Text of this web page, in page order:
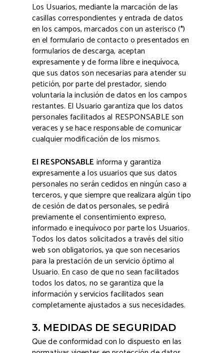
Los Usuarios, mediante la marcación de las
casillas correspondientes y entrada de datos
en los campos, marcados con un asterisco (*)
en el formulario de contacto o presentados en
formularios de descarga, aceptan
expresamente y de forma libre e inequívoca,
que sus datos son necesarias para atender su
petición, por parte del prestador, siendo
voluntaria la inclusión de datos en los campos
restantes. El Usuario garantiza que los datos
personales facilitados al RESPONSABLE son
veraces y se hace responsable de comunicar
cualquier modificación de los mismos.
El RESPONSABLEinforma y garantiza
expresamente a los usuarios que sus datos
personales no serán cedidos en ningún caso a
terceros, y que siempre que realizara algún tipo
de cesión de datos personales, se pedirá
previamente el consentimiento expreso,
informado e inequívoco por parte los Usuarios.
Todos los datos solicitados a través del sitio
web son obligatorios, ya que son necesarios
para la prestación de un servicio óptimo al
Usuario. En caso de que no sean facilitados
todos los datos, no se garantiza que la
información y servicios facilitados sean
completamente ajustados a sus necesidades.
3. MEDIDAS DE SEGURIDAD
Que de conformidad con lo dispuesto en las